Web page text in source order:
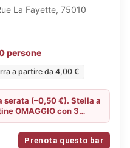
La Fayette, 75010
persone
a partire da 4,00 €
(–0,50 €). Stella a
OMAGGIO con 3
al tavolo,
Tagliere di salumi 14 €
per ottenere le
Prenota questo bar